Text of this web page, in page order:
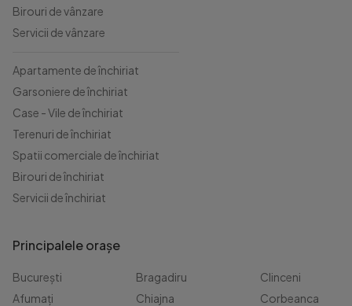
Birouri de vânzare
Servicii de vânzare
Apartamente de închiriat
Garsoniere de închiriat
Case - Vile de închiriat
Terenuri de închiriat
Spatii comerciale de închiriat
Birouri de închiriat
Servicii de închiriat
Principalele orașe
București
Afumați
Bragadiru
Chiajna
Clinceni
Corbeanca